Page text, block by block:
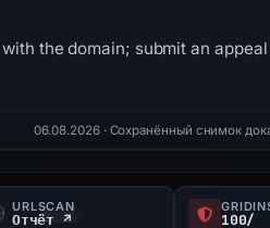
the domain; submit an
06.08.2026· Сохранённый снимок
URLSCAN
Отчёт ↗ 100/